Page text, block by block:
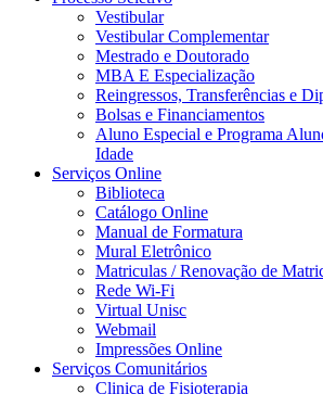
Vestibular
Vestibular Complementar
Mestrado e Doutorado
MBA E Especialização
Reingressos, Transferências e
Bolsas e Financiamentos
Aluno Especial e Programa
Idade
Serviços Online
Biblioteca
Catálogo Online
Manual de Formatura
Mural Eletrônico
Matriculas / Renovação de
Rede Wi-Fi
Virtual Unisc
Webmail
Impressões Online
Serviços Comunitários
Clinica de Fisioterapia